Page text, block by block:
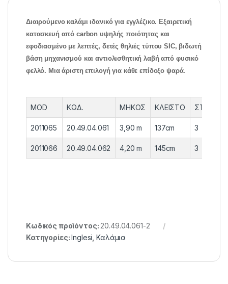
Διαιρούμενο καλάμι ιδανικό για εγγλέζικο. Εξαιρετική
κατασκευή από carbon υψηλής ποιότητας και
εφοδιασμένο με λεπτές, δετές θηλιές τύπου SIC, βιδωτή
βάση μηχανισμού και αντιολισθητική λαβή από φυσικό
φελλό. Μια άριστη επιλογή για κάθε επίδοξο ψαρά.
MOD ΚΩΔ. ΜΗΚΟΣ ΚΛΕΙΣΤΟ ΣΤΕΛΕΧΗ
2011065 20.49.04.061 3,90 m 137cm 3
2011066 20.49.04.062 4,20 m 145cm 3
Κωδικός προϊόντος: 20.49.04.061-2
Κατηγορίες:Inglesi ,Καλάμια